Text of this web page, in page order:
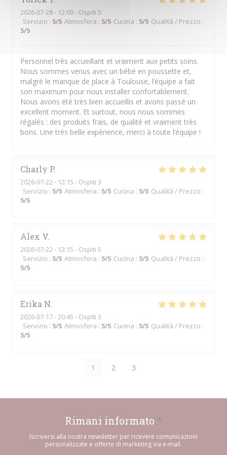
2026-07-28- 12:00 - Ospiti 5
Servizio : 5/5 Atmosfera : 5/5 Cucina : 5/5 Qualità / Prezzo :
5/5
Personnel très accueillant et vraiment aux petits soins.
Nous sommes venus avec un bébé en poussette et,
malgré le manque de place à Toulouse, l’équipe a fait
son maximum pour nous installer confortablement.
Nous avons été très bien accueillis et avons passé un
excellent moment. Et surtout, nous nous sommes
régalés : des produits frais, de qualité et vraiment très
bons. Une très belle expérience, merci à toute l’équipe !
Charly P
2026-07-22 - 12:15 - Ospiti 3
Servizio : 5/5 Atmosfera : 5/5 Cucina : 5/5 Qualità / Prezzo :
5/5
Alex V
2026-07-22 - 12:15 - Ospiti 5
Servizio : 5/5 Atmosfera : 5/5 Cucina : 5/5 Qualità / Prezzo :
5/5
Erika N
2026-07-17- 20:45 - Ospiti 3
Servizio : 5/5 Atmosfera : 5/5 Cucina : 5/5 Qualità / Prezzo :
5/5
1 2 3
Rimani informato *
Iscriversi alla nostra newsletter per ricevere comunicazioni
personalizzate e offerte di marketing via e-mail.